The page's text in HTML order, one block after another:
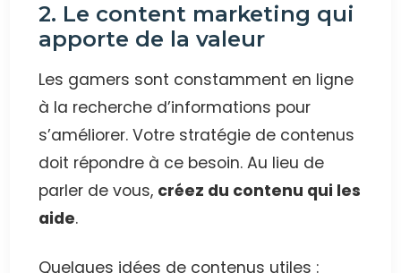
2. Le content marketing qui
apporte de la valeur
Les gamers sont constamment en ligne
à la recherche d’informations pour
s’améliorer. Votre stratégie de contenus
doit répondre à ce besoin. Au lieu de
parler de vous, créez du contenu qui les
aide.
Quelques idées de contenus utiles :